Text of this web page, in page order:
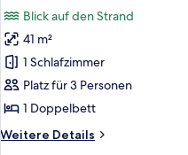
für
Junior-
Zimmer,
1
Doppelbett,
anzeigen
Blick auf den Strand
41 m²
1 Schlafzimmer
Platz für 3 Personen
1 Doppelbett
Weitere Details
Weitere